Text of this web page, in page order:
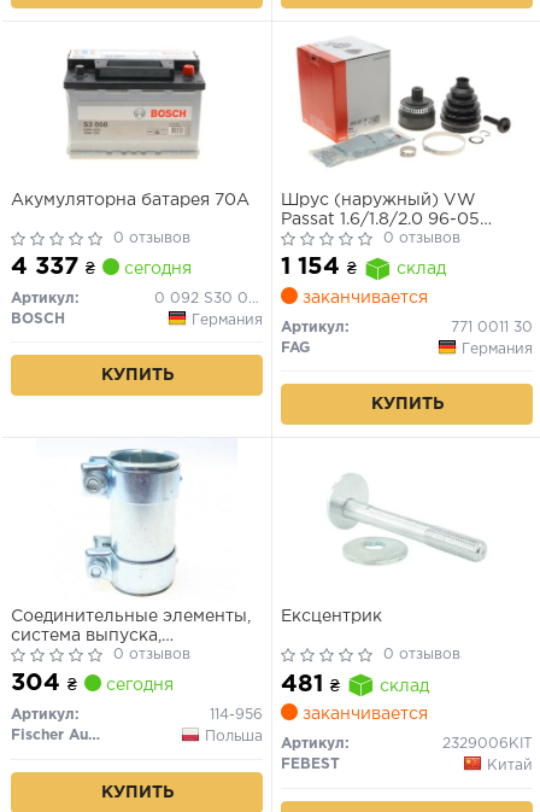
Акумуляторна батарея 70А
0 отзывов
4 337 ₴ сегодня
Артикул:
0 092 S30 080
BOSCH
Германия
КУПИТЬ
Шрус (наружный) VW
Passat 1.6/1.8/2.0 96-05
(33/30/53mm) (+ABS 45)
0 отзывов
1 154 ₴
склад
заканчивается
Артикул:
771 0011 30
FAG
Германия
КУПИТЬ
Соединительные элементы,
система выпуска,
Соединительные элементы,
система выпуска
0 отзывов
304 ₴ сегодня
Артикул:
114-956
Fischer Automotive One (FA1)
Польша
КУПИТЬ
Ексцентрик
0 отзывов
481 ₴
склад
заканчивается
Артикул:
2329006KIT
FEBEST
Китай